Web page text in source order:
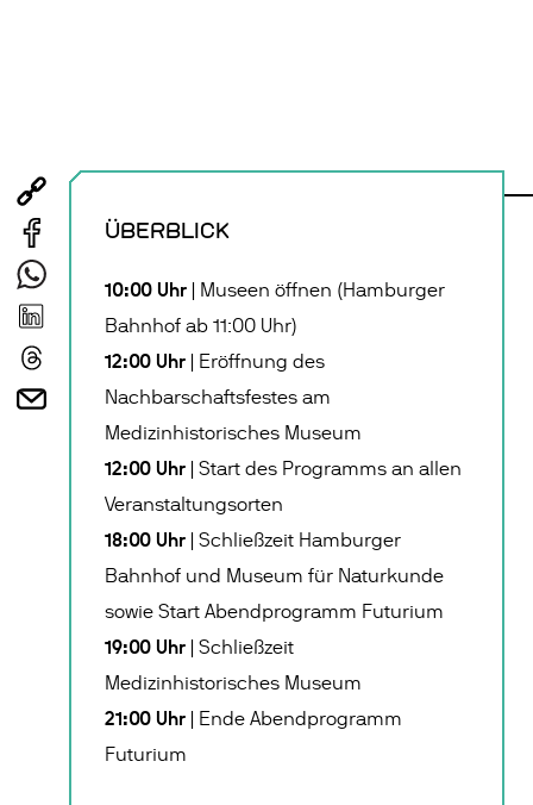
ÜBERBLICK
10:00 Uhr | Museen öffnen (Hamburger
Bahnhof ab 11:00 Uhr)
12:00 Uhr
| Eröffnung des
Nachbarschaftsfestes am
Medizinhistorisches Museum
12:00 Uhr | Start des Programms an allen
Veranstaltungsorten
18:00 Uhr
| Schließzeit Hamburger
Bahnhof und Museum für Naturkunde
sowie Start Abendprogramm Futurium
19:00 Uhr
| Schließzeit
Medizinhistorisches Museum
21:00 Uhr | Ende Abendprogramm
Futurium